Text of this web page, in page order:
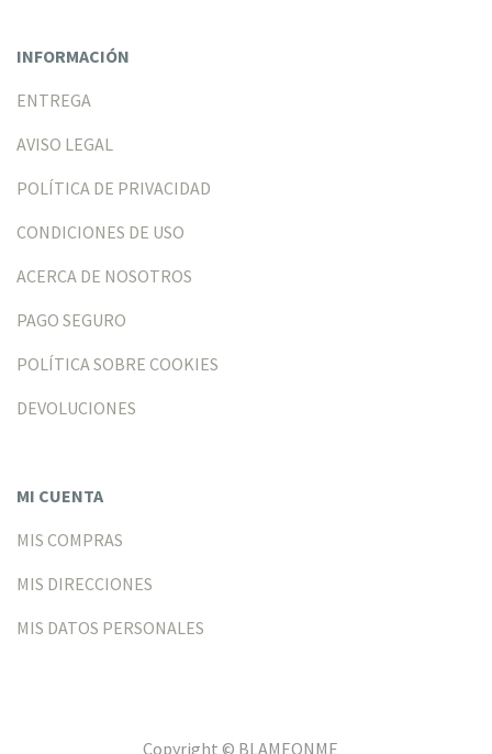
INFORMACIÓN
ENTREGA
AVISO LEGAL
POLÍTICA DE PRIVACIDAD
CONDICIONES DE USO
ACERCA DE NOSOTROS
PAGO SEGURO
POLÍTICA SOBRE COOKIES
DEVOLUCIONES
MI CUENTA
MIS COMPRAS
MIS DIRECCIONES
MIS DATOS PERSONALES
Copyright © BLAMEONME